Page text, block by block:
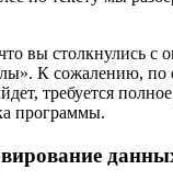
вы столкнулись с
К сожалению, по
требуется
программы.